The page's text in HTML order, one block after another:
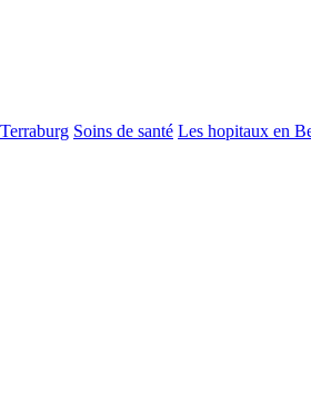
Soins de santé Les hopitaux en